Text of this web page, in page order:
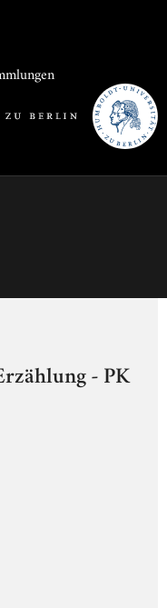
- PK